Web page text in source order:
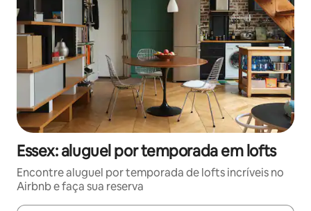
Essex: aluguel por temporada em lofts
Encontre aluguel por temporada de lofts incríveis no
Airbnb e faça sua reserva